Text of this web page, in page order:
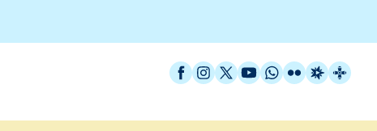
Facebook
Instagram
X / Twitter
YouTube
WhatsApp
FlickrRadio